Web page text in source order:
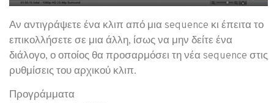
Αν αντιγράψετε ένα κλιπ από μια sequence κι έπειτα το
επικολλήσετε σε μια άλλη, ίσως να μην δείτε ένα
διάλογο, ο οποίος θα προσαρμόσει τη νέα sequence στις
ρυθμίσεις του αρχικού κλιπ.
Προγράμματα